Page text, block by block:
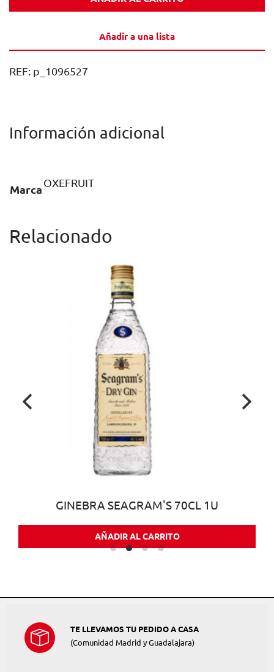
1U
Añadir a una lista
REF: p_1096527
Información adicional
Marca
OXEFRUIT
Relacionado
GINEBRA SEAGRAM'S 70CL 1U
AÑADIR AL CARRITO
TE LLEVAMOS TU PEDIDO A CASA
(Comunidad Madrid y Guadalajara)